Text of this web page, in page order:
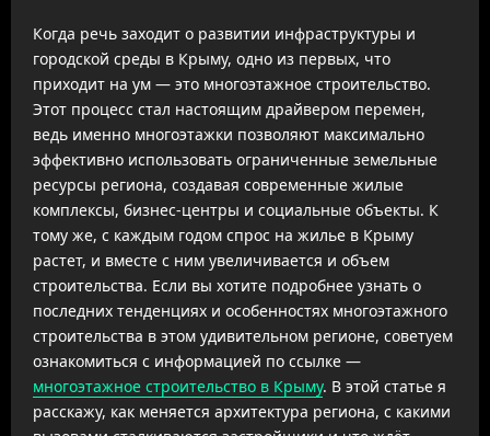
Когда речь заходит о развитии инфраструктуры и
городской среды в Крыму, одно из первых, что
приходит на ум — это многоэтажное строительство.
Этот процесс стал настоящим драйвером перемен,
ведь именно многоэтажки позволяют максимально
эффективно использовать ограниченные земельные
ресурсы региона, создавая современные жилые
комплексы, бизнес-центры и социальные объекты. К
тому же, с каждым годом спрос на жилье в Крыму
растет, и вместе с ним увеличивается и объем
строительства. Если вы хотите подробнее узнать о
последних тенденциях и особенностях многоэтажного
строительства в этом удивительном регионе, советуем
ознакомиться с информацией по ссылке —
многоэтажное строительство в Крыму. В этой статье я
расскажу, как меняется архитектура региона, с какими